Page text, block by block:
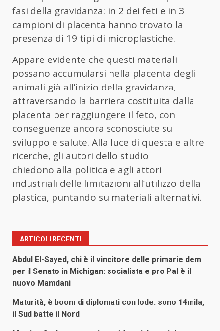
fasi della gravidanza: in 2 dei feti e in 3
campioni di placenta hanno trovato la
presenza di 19 tipi di microplastiche.
Appare evidente che questi materiali
possano accumularsi nella placenta degli
animali già all’inizio della gravidanza,
attraversando la barriera costituita dalla
placenta per raggiungere il feto, con
conseguenze ancora sconosciute su
sviluppo e salute. Alla luce di questa e altre
ricerche, gli autori dello studio
chiedono alla politica e agli attori
industriali delle limitazioni all’utilizzo della
plastica, puntando su materiali alternativi.
ARTICOLI RECENTI
Abdul El-Sayed, chi è il vincitore delle primarie dem
per il Senato in Michigan: socialista e pro Pal è il
nuovo Mamdani
Maturità, è boom di diplomati con lode: sono 14mila,
il Sud batte il Nord